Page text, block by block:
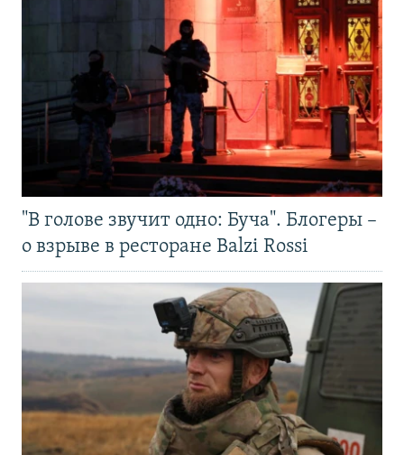
"В голове звучит одно: Буча". Блогеры –
о взрыве в ресторане Balzi Rossi